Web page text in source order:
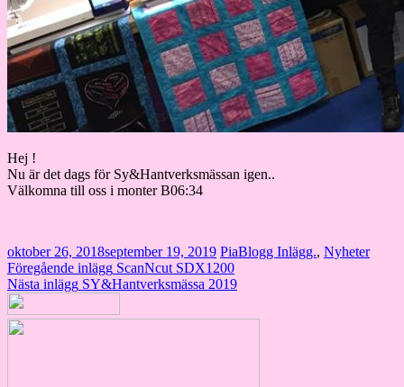
Hej !
Nu är det dags för Sy&Hantverksmässan igen..
Välkomna till oss i monter B06:34
oktober 26, 2018september 19, 2019 PiaBlogg Inlägg., Nyheter
Inläggsnavigering
Föregående inlägg ScanNcut SDX1200
Nästa inlägg SY&Hantverksmässa 2019